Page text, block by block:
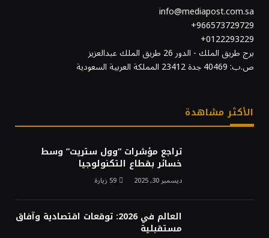
info@mediapost.com.sa
966573729729+
0122293229+
برج طريق الملك - الدور 26 طريق الملك عبدالعزيز
ص.ب: 40469 جدة 23412 المملكة العربية السعودية
الأكثر مشاهدة
تراجع مؤشرات “وول ستريت” وسط
خسائر بقطاع التكنولوجيا
ديسمبر 30, 2025 59 زيارة
العالم في 2026: توقعات اقتصادية وآفاق
مستقبلية